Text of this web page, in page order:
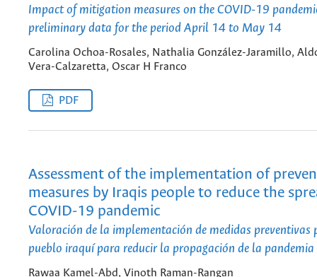
Impact of mitigation measures on the COVID-19
preliminary data for the period April 14 to May 14
Carolina Ochoa-Rosales, Nathalia González-Jaramillo,
Vera-Calzaretta, Oscar H Franco
PDF
Assessment of the implementation of
measures by Iraqis people to reduce the
COVID-19 pandemic
Valoración de la implementación de medidas preventivas
pueblo iraquí para reducir la propagación de la pandemia
Rawaa Kamel-Abd, Vinoth Raman-Rangan